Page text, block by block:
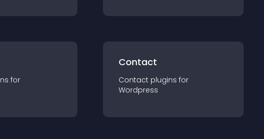
s for
Contact
Contact plugins for
Wordpress